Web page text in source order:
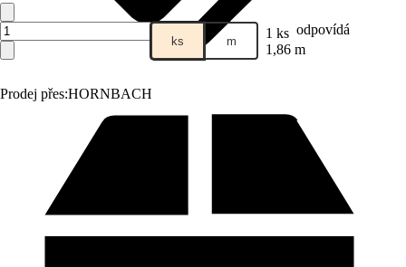
Prodej přes:HORNBACH
ks m 1 ks odpovídá
1,86 m